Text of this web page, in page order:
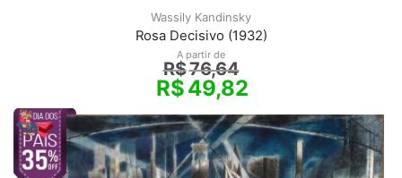
Wassily Kandinsky
Rosa Decisivo (1932)
A partir de
R$76,64
R$49,82